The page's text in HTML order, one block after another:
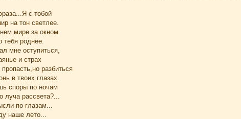
с тобой
на тон светлее.
мире за окном
тебя роднее.
мне оступиться,
и страх
разбиться
в твоих глазах.
споры по ночам
луча рассвета?...
по глазам...
наше лето...